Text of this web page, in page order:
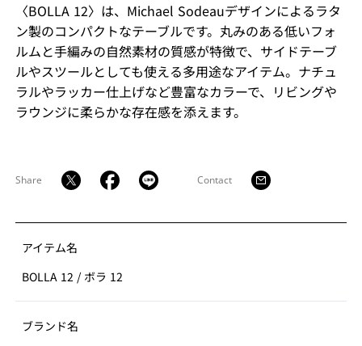
〈BOLLA 12〉は、Michael Sodeauデザインによるラタ
ン製のコンパクトなテーブルです。丸みのある低いフォ
ルムと手編みの自然素材の質感が特徴で、サイドテーブ
ルやスツールとしても使える多用途なアイテム。ナチュ
ラルやラッカー仕上げなど豊富なカラーで、リビングや
ラウンジに柔らかな存在感を添えます。
Share Contact
アイテム名
BOLLA 12 / ボラ 12
ブランド名